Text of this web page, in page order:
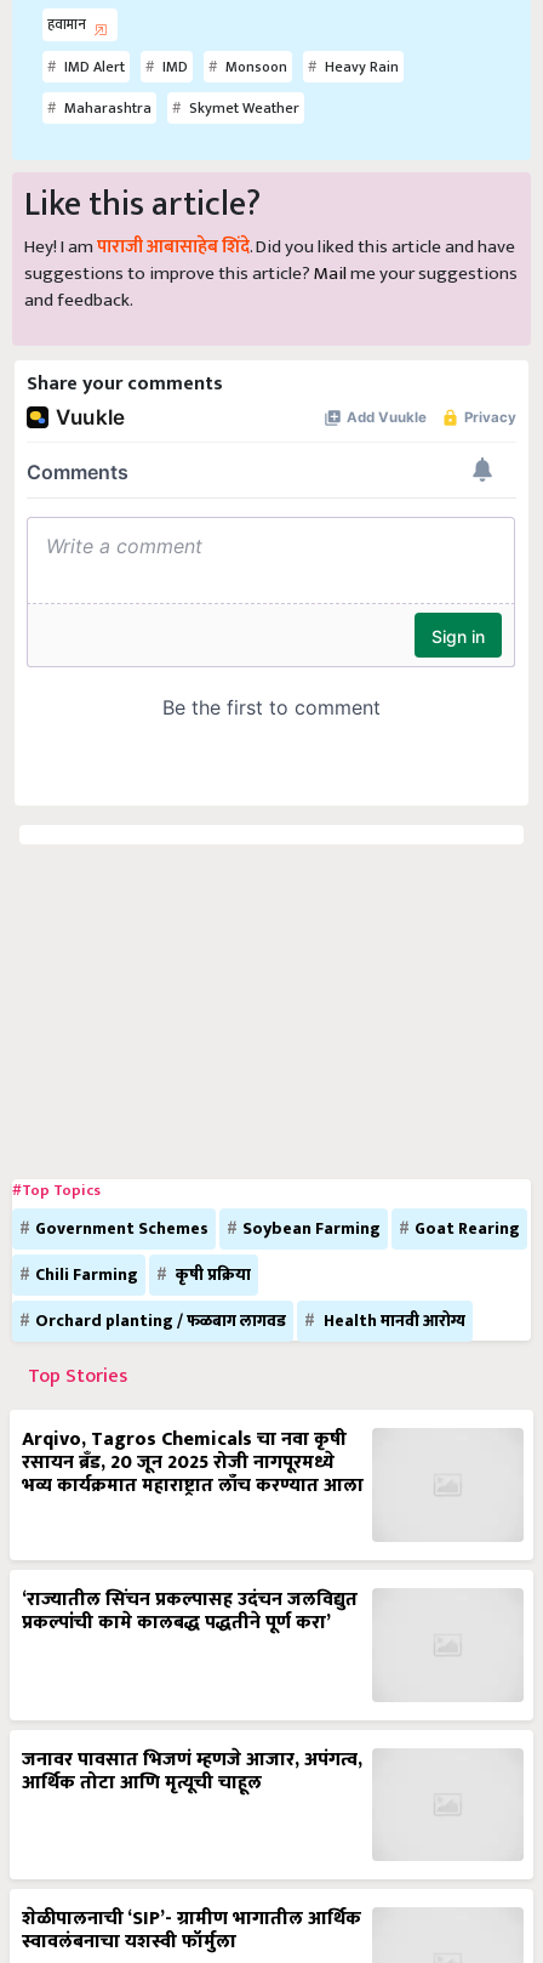
हवामान
IMD Alert
IMD Monsoon
Heavy Rain
Maharashtra
Skymet Weather
Like this article?
Hey! I amपाराजी आबासाहेब शिंदे. Did you liked this article and have
suggestions to improve this article?Mailme your suggestions
and feedback.
Share your comments
#Top Topics
Government Schemes Soybean Farming
Goat Rearing
Chili Farming
कृषी प्रक्रिया
Orchard planting / फळबाग लागवड
Health मानवी आरोग्य
Top Stories
Arqivo, Tagros Chemicals चा नवा कृषी
रसायन ब्रँड, 20 जून 2025 रोजी नागपूरमध्ये
भव्य कार्यक्रमात महाराष्ट्रात लाँच करण्यात आला
‘राज्यातील सिंचन प्रकल्पासह उदंचन जलविद्युत
प्रकल्पांची कामे कालबद्ध पद्धतीने पूर्ण करा’
जनावर पावसात भिजणं म्हणजे आजार, अपंगत्व,
आर्थिक तोटा आणि मृत्यूची चाहूल
शेळीपालनाची ‘SIP’- ग्रामीण भागातील आर्थिक
स्वावलंबनाचा यशस्वी फॉर्मुला